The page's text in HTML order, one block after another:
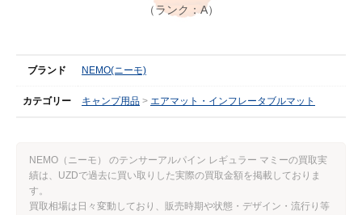
（ランク：A）
ブランド NEMO(ニーモ)
カテゴリー キャンプ用品 エアマット・インフレータブルマット
NEMO（ニーモ） のテンサーアルパイン レギュラー マミーの買取実
績は、UZDで過去に買い取りした実際の買取金額を掲載しておりま
す。
買取相場は日々変動しており、販売時期や状態・デザイン・流行り等